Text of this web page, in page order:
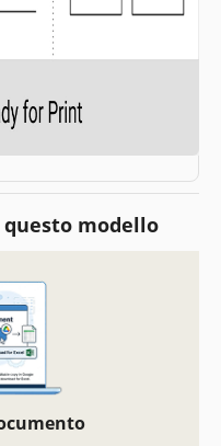
gratuito.
questo modello?
questo modello